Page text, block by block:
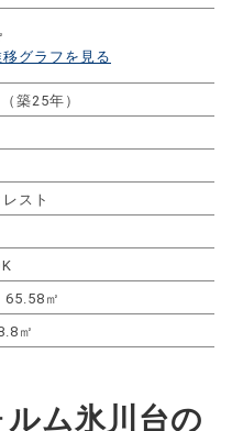
グラフを見る
築25年）
スト
65.58㎡
㎡
ム氷川台の